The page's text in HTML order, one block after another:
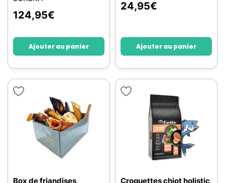
124,95€
Ajouter au panier
24,95€
Ajouter au panier
Box de friandises Croquettes chiot holistic